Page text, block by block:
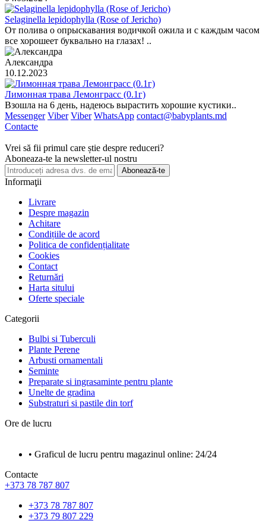
Selaginella lepidophylla (Rose of Jericho)
От полива о опрыскавания водичкой ожила и с каждым часом
все хорошеет буквально на глазах! ..
Александра
10.12.2023
Лимонная трава Лемонграсс (0.1г)
Взошла на 6 день, надеюсь вырастить хорошие кустики..
Messenger Viber Viber WhatsApp contact@babyplants.md
Contacte
Vrei să fii primul care știe despre reduceri?
Aboneaza-te la newsletter-ul nostru
Abonează-te
Informaţii
Livrare
Despre magazin
Achitare
Condițiile de acord
Politica de confidențialitate
Cookies
Contact
Returnări
Harta sitului
Oferte speciale
Categorii
Bulbi si Tuberculi
Plante Perene
Arbusti ornamentali
Seminte
Preparate si ingrasaminte pentru plante
Unelte de gradina
Substraturi si pastile din torf
Ore de lucru
• Graficul de lucru pentru magazinul online: 24/24
Contacte
+373 78 787 807
+373 78 787 807
+373 79 807 229